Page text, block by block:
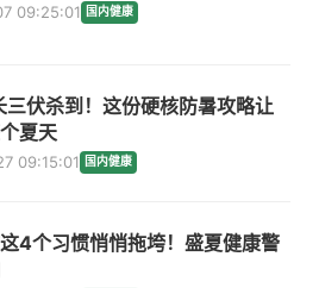
09:25:01 国内健康
伏杀到！这份硬核防暑攻略让
夏天
09:15:01 国内健康
4个习惯悄悄拖垮！盛夏健康警